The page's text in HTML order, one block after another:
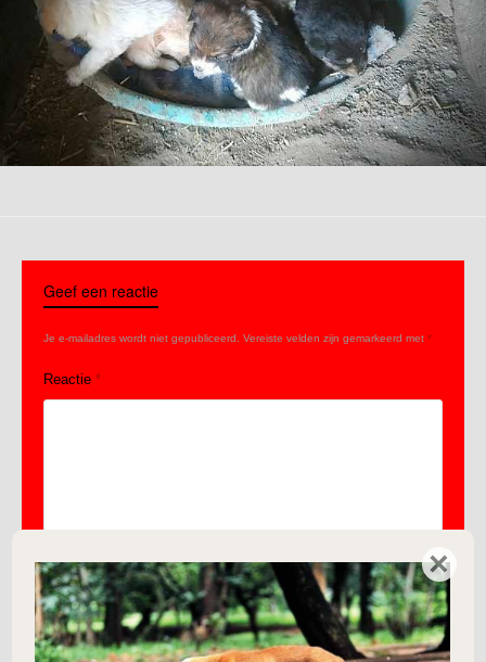
Geef een reactie
Je e-mailadres wordt niet gepubliceerd. Vereiste velden zijn gemarkeerd met *
Reactie *
Naam*
×